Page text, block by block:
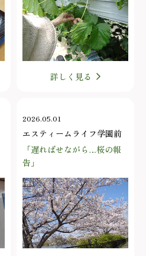
詳しく見る
2026.05.01
エスティームライフ学園前
「遅ればせながら…桜の報
告」